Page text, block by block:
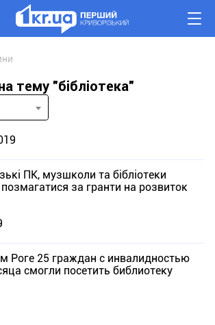
тему "бібліотека"
ПК, музшколи та бібліотеки
за гранти на розвиток
Роге 25 граждан с инвалидностью
смогли посетить библиотеку